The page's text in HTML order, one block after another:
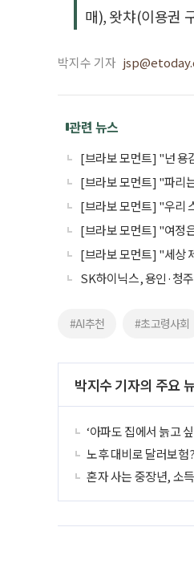
매), 왓챠(이용권
박지수 기자
관련 뉴스
[브라보 모먼트] "넌 용
[브라보 모먼트] "파리
[브라보 모먼트] "우리
[브라보 모먼트] "여정
[브라보 모먼트] "세상
SK하이닉스, 용인·청
#AI추천 #초고령사회
박지수 기자의 주요
‘아파도 집에서 늙고
노후 대비로 달러보험
혼자 사는 중장년, 소